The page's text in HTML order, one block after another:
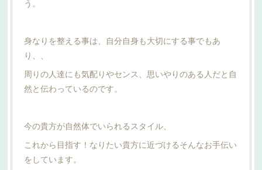
う。
身なりを整える事は、自分自身も大切にする事でもあ
り、、
周りの人達にも気配りやセンス、思いやりのある人だと自
然と伝わっているのです。
今の貴方が自然体でいられるスタイル、
これから目指す！なりたい貴方に近づけるそんなお手伝い
をしています。